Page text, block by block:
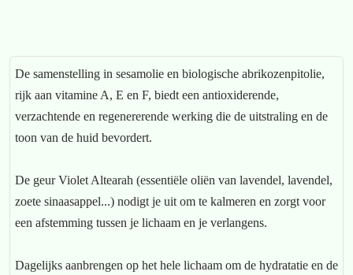
De samenstelling in sesamolie en biologische abrikozenpitolie,
rijk aan vitamine A, E en F, biedt een antioxiderende,
verzachtende en regenererende werking die de uitstraling en de
toon van de huid bevordert.
De geur Violet Altearah (essentiële oliën van lavendel, lavendel,
zoete sinaasappel...) nodigt je uit om te kalmeren en zorgt voor
een afstemming tussen je lichaam en je verlangens.
Dagelijks aanbrengen op het hele lichaam om de hydratatie en de